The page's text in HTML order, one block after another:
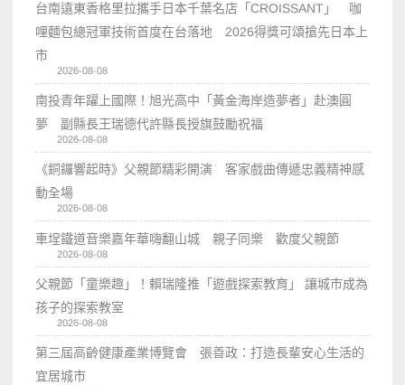
台南遠東香格里拉攜手日本千葉名店「CROISSANT」 咖
哩麵包總冠軍技術首度在台落地 2026得獎可頌搶先日本上
市
2026-08-08
南投青年躍上國際！旭光高中「黃金海岸造夢者」赴澳圓
夢 副縣長王瑞德代許縣長授旗鼓勵祝福
2026-08-08
《銅鑼響起時》父親節精彩開演 客家戲曲傳遞忠義精神感
動全場
2026-08-08
車埕鐵道音樂嘉年華嗨翻山城 親子同樂 歡度父親節
2026-08-08
父親節「童樂趣」！賴瑞隆推「遊戲探索教育」 讓城市成為
孩子的探索教室
2026-08-08
第三屆高齡健康產業博覽會 張善政：打造長輩安心生活的
宜居城市